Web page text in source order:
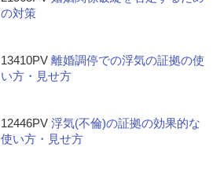
の対策
13410PV離婚調停での浮気の証拠の使
い方・見せ方
12446PV浮気(不倫)の証拠の効果的な
使い方・見せ方